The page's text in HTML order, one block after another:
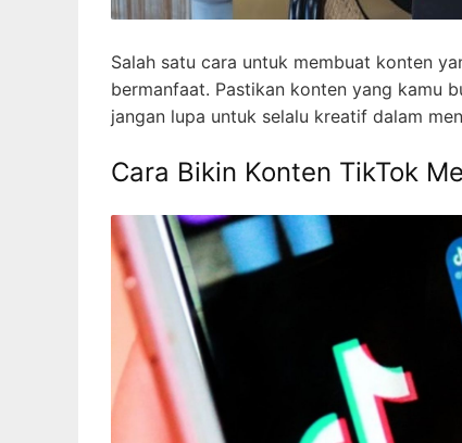
Salah satu cara untuk membuat konten
bermanfaat. Pastikan konten yang kamu
jangan lupa untuk selalu kreatif dalam
Cara Bikin Konten TikTok